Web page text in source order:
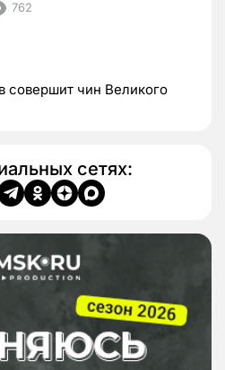
762
совершит чин Великого
сетях: